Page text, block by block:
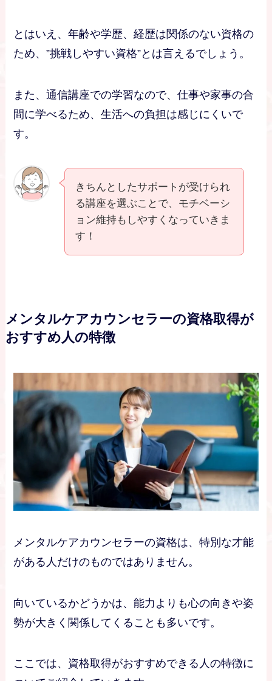
とはいえ、年齢や学歴、経歴は関係のない資格の
ため、”挑戦しやすい資格”とは言えるでしょう。
また、通信講座での学習なので、仕事や家事の合
間に学べるため、生活への負担は感じにくいで
す。
きちんとしたサポートが受けられ
る講座を選ぶことで、モチベーシ
ョン維持もしやすくなっていきま
す！
メンタルケアカウンセラーの資格取得が
おすすめ人の特徴
メンタルケアカウンセラーの資格は、特別な才能
がある人だけのものではありません。
向いているかどうかは、能力よりも心の向きや姿
勢が大きく関係してくることも多いです。
ここでは、資格取得がおすすめできる人の特徴に